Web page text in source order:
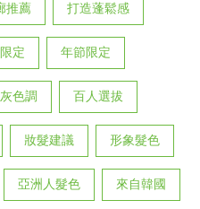
推薦 打造蓬鬆感
定 年節限定
灰色調 百人選拔
妝髮建議 形象髮色
亞洲人髮色 來自韓國